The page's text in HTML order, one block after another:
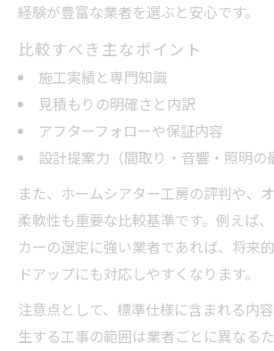
経験が豊富な業者を選ぶと安心です。
比較すべき主なポイント
施工実績と専門知識
見積もりの明確さと内訳
アフターフォローや保証内容
設計提案力（間取り・音響・照明の
また、ホームシアター工房の評判や、
柔軟性も重要な比較基準です。例えば
カーの選定に強い業者であれば、将来
ドアップにも対応しやすくなります。
注意点として、標準仕様に含まれる内
生する工事の範囲は業者ごとに異なる